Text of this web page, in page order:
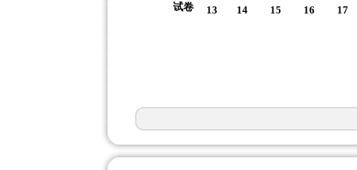
试卷
13
14 15 16 17